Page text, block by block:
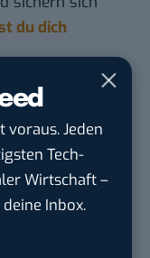
voraus. Jeden
Tech-
Wirtschaft –
Inbox.
du dich
(m/w/d)